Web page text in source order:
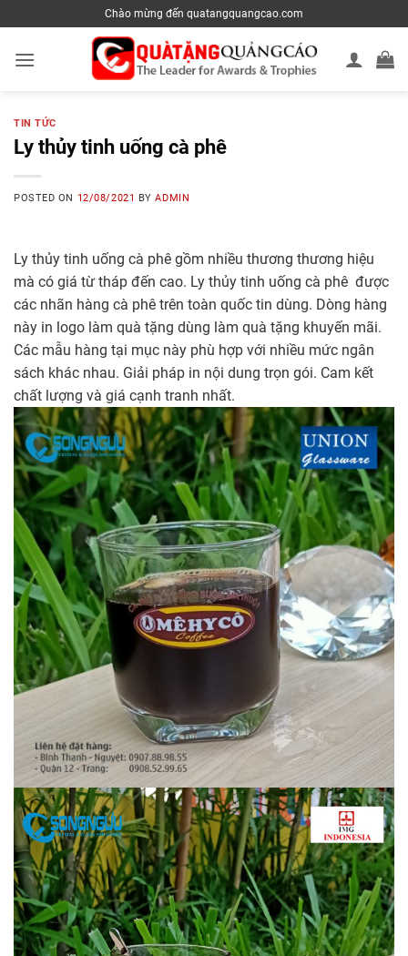
to
content
Chào mừng đến quatangquangcao.com
TIN TỨC
Ly thủy tinh uống cà phê
POSTED ON 12/08/2021 BYADMIN
Ly thủy tinh uống cà phê gồm nhiều thương thương hiệu
mà có giá từ tháp đến cao. Ly thủy tinh uống cà phê được
các nhãn hàng cà phê trên toàn quốc tin dùng. Dòng hàng
này in logo làm quà tặng dùng làm quà tặng khuyến mãi.
Các mẫu hàng tại mục này phù hợp với nhiều mức ngân
sách khác nhau. Giải pháp in nội dung trọn gói. Cam kết
chất lượng và giá cạnh tranh nhất.